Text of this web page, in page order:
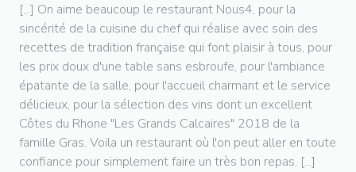
[...] On aime beaucoup le restaurant Nous4, pour la
sincérité de la cuisine du chef qui réalise avec soin des
recettes de tradition française qui font plaisir à tous, pour
les prix doux d'une table sans esbroufe, pour l'ambiance
épatante de la salle, pour l'accueil charmant et le service
délicieux, pour la sélection des vins dont un excellent
Côtes du Rhone "Les Grands Calcaires" 2018 de la
famille Gras. Voila un restaurant où l'on peut aller en toute
confiance pour simplement faire un très bon repas. [...]